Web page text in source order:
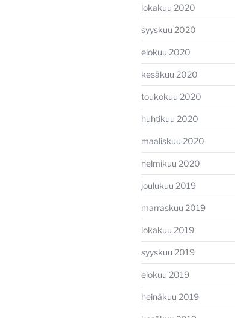
lokakuu 2020
syyskuu 2020
elokuu 2020
kesäkuu 2020
toukokuu 2020
huhtikuu 2020
maaliskuu 2020
helmikuu 2020
joulukuu 2019
marraskuu 2019
lokakuu 2019
syyskuu 2019
elokuu 2019
heinäkuu 2019